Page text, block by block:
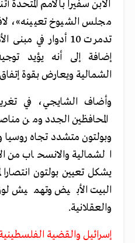
الابن سفيرا بالأمم
مجلس الشيوخ تعيينه»،
تدمرت 10 أدوار في
إضافة إلى أنه يؤيد
الشمالية ويعارض بقوة إتفاق
وأضاف الشايجي، في
المحافظين الجدد ومن
وبولتون متشدد تجاه روسيا
الشمالية والانسحاب من
يشكل تعيين بولتون انتصارا
البيت الأبيض وتهميش
والعقلانية.
إسرائيل والقضية